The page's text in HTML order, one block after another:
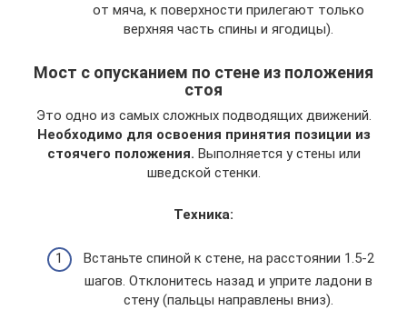
от мяча, к поверхности прилегают только
верхняя часть спины и ягодицы).
Мост с опусканием по стене из положения
стоя
Это одно из самых сложных подводящих движений.
Необходимо для освоения принятия позиции из
стоячего положения. Выполняется у стены или
шведской стенки.
Техника:
Встаньте спиной к стене, на расстоянии 1.5-2
шагов. Отклонитесь назад и уприте ладони в
стену (пальцы направлены вниз).